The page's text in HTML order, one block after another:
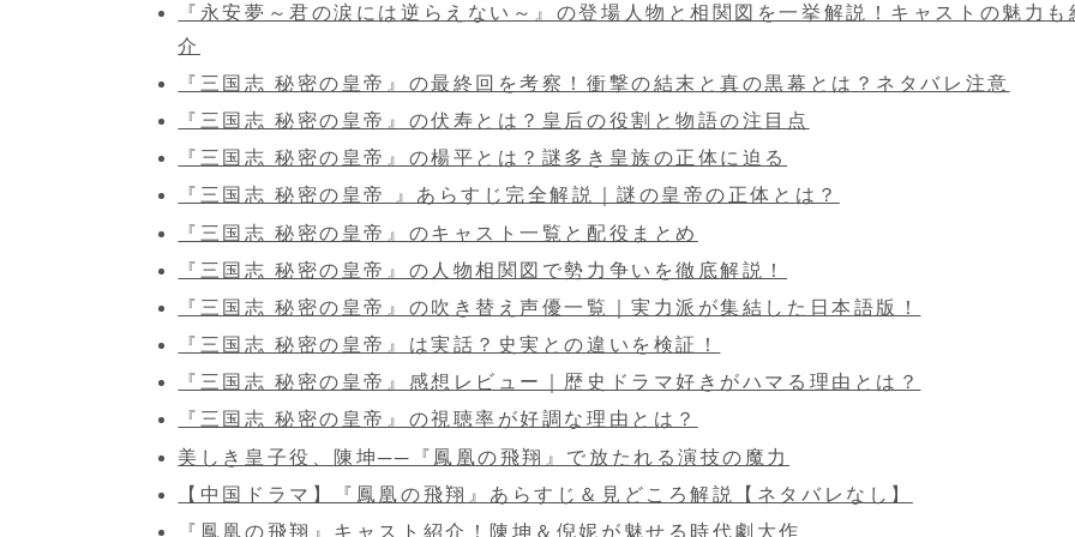
『永安夢～君の涙には逆らえない～』の登場人物と相関図を一挙解説！キャストの魅力も
介
『三国志 秘密の皇帝』の最終回を考察！衝撃の結末と真の黒幕とは？ネタバレ注意
『三国志 秘密の皇帝』の伏寿とは？皇后の役割と物語の注目点
『三国志 秘密の皇帝』の楊平とは？謎多き皇族の正体に迫る
『三国志 秘密の皇帝 』あらすじ完全解説｜謎の皇帝の正体とは？
『三国志 秘密の皇帝』のキャスト一覧と配役まとめ
『三国志 秘密の皇帝』の人物相関図で勢力争いを徹底解説！
『三国志 秘密の皇帝』の吹き替え声優一覧｜実力派が集結した日本語版！
『三国志 秘密の皇帝』は実話？史実との違いを検証！
『三国志 秘密の皇帝』感想レビュー｜歴史ドラマ好きがハマる理由とは？
『三国志 秘密の皇帝』の視聴率が好調な理由とは？
美しき皇子役、陳坤──『鳳凰の飛翔』で放たれる演技の魔力
【中国ドラマ】『鳳凰の飛翔』あらすじ＆見どころ解説【ネタバレなし】
『鳳凰の飛翔』キャスト紹介！陳坤＆倪妮が魅せる時代劇大作